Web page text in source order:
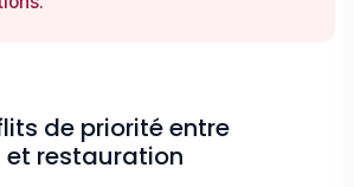
de priorité entre
et restauration